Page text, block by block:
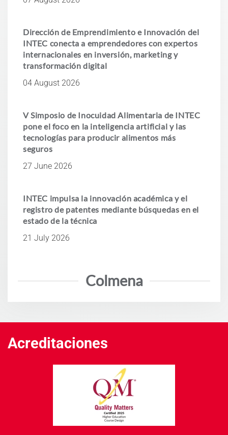
Dirección de Emprendimiento e Innovación del
INTEC conecta a emprendedores con expertos
internacionales en inversión, marketing y
transformación digital
04 August 2026
V Simposio de Inocuidad Alimentaria de INTEC
pone el foco en la inteligencia artificial y las
tecnologías para producir alimentos más
seguros
27 June 2026
INTEC impulsa la innovación académica y el
registro de patentes mediante búsquedas en el
estado de la técnica
21 July 2026
Colmena
Acreditaciones